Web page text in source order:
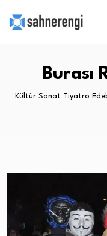
Burası
Kültür Sanat Tiyatro